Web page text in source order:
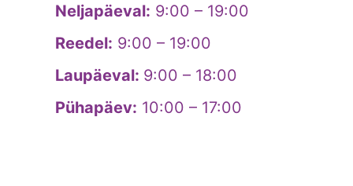
Neljapäeval: 9:00 – 19:00
Reedel: 9:00 – 19:00
Laupäeval: 9:00 – 18:00
Pühapäev: 10:00 – 17:00